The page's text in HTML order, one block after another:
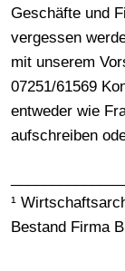
Geschäfte und
vergessen
mit unserem
07251/61569
entweder wie
aufschreiben
¹
Bestand Firma